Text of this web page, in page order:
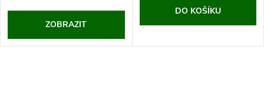
ZOBRAZIT
DO KOŠÍKU